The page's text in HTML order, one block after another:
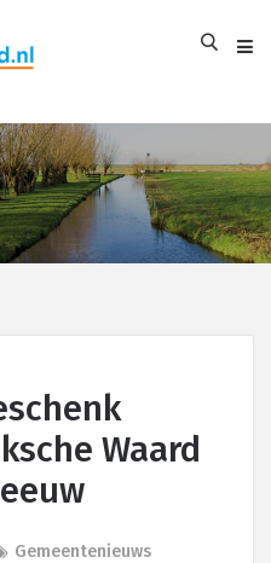
Waard
Gemeentenieuws